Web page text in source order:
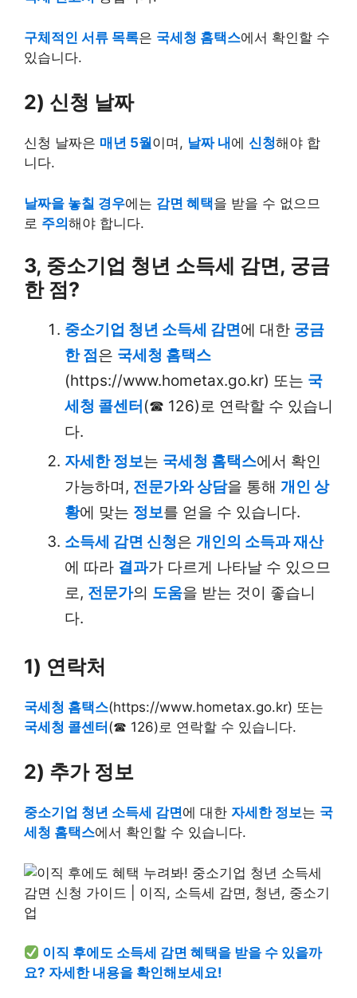
구체적인 서류 목록은 국세청 홈택스에서 확인할 수
있습니다.
2) 신청 날짜
신청 날짜은 매년 5월 이며, 날짜 내 에 신청해야 합
니다.
날짜을 놓칠 경우에는 감면 혜택을 받을 수 없으므
로 주의해야 합니다.
3, 중소기업 청년 소득세 감면, 궁금
한 점?
중소기업 청년 소득세 감면에 대한 궁금
한 점 은 국세청 홈택스
(https://www.hometax.go.kr) 또는 국
세청 콜센터 (☎ 126)로 연락할 수 있습니
다.
자세한 정보는 국세청 홈택스에서 확인
가능하며, 전문가와 상담을 통해 개인 상
황에 맞는 정보를 얻을 수 있습니다.
소득세 감면 신청은 개인의 소득과 재산
에 따라 결과가 다르게 나타날 수 있으므
로, 전문가의 도움을 받는 것이 좋습니
다.
1) 연락처
국세청 홈택스(https://www.hometax.go.kr) 또는
국세청 콜센터(☎ 126)로 연락할 수 있습니다.
2) 추가 정보
중소기업 청년 소득세 감면에 대한 자세한 정보는 국
세청 홈택스에서 확인할 수 있습니다.
이직 후에도 소득세 감면 혜택을 받을 수 있을까
요? 자세한 내용을 확인해보세요!